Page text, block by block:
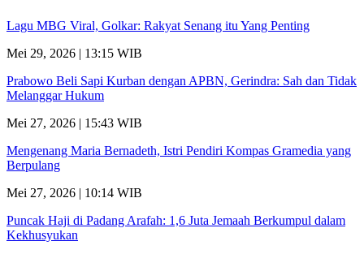
Lagu MBG Viral, Golkar: Rakyat Senang itu Yang Penting
Mei 29, 2026 | 13:15 WIB
Prabowo Beli Sapi Kurban dengan APBN, Gerindra: Sah dan Tidak
Melanggar Hukum
Mei 27, 2026 | 15:43 WIB
Mengenang Maria Bernadeth, Istri Pendiri Kompas Gramedia yang
Berpulang
Mei 27, 2026 | 10:14 WIB
Puncak Haji di Padang Arafah: 1,6 Juta Jemaah Berkumpul dalam
Kekhusyukan